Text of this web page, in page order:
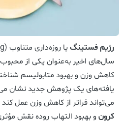
رژیم فستینگ
سال‌های اخیر به‌عنوان یکی از
کاهش وزن و بهبود متابولیسم
یافته‌های یک پژوهش جدید نشان
می‌تواند فراتر از کاهش وزن عمل
کرون و بهبود التهاب روده نقش